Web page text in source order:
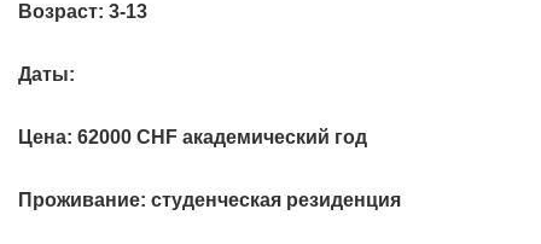
Возраст: 3-13
Даты:
Цена: 62000 CHF академический год
Проживание: студенческая резиденция